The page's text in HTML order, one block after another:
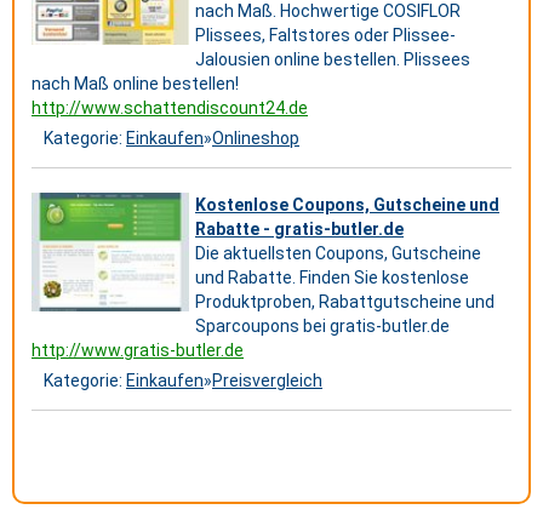
nach Maß. Hochwertige COSIFLOR
Plissees, Faltstores oder Plissee-
Jalousien online bestellen. Plissees
nach Maß online bestellen!
http://www.schattendiscount24.de
Kategorie: Einkaufen»Onlineshop
Kostenlose Coupons, Gutscheine und
Rabatte - gratis-butler.de
Die aktuellsten Coupons, Gutscheine
und Rabatte. Finden Sie kostenlose
Produktproben, Rabattgutscheine und
Sparcoupons bei gratis-butler.de
http://www.gratis-butler.de
Kategorie: Einkaufen»Preisvergleich